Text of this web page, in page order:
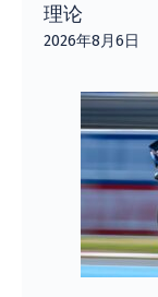
理论
2026年8月6日